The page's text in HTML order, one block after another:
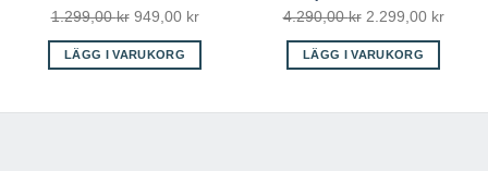
1.299,00kr Det
ursprungliga
priset
949,00 krDet
nuvarande
LÄGG I VARUKORG
4.290,00kr Det
ursprungliga
priset
2.299,00 krDet
LÄGG I VARUKORG